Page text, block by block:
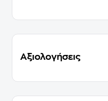
Αξιολογήσεις